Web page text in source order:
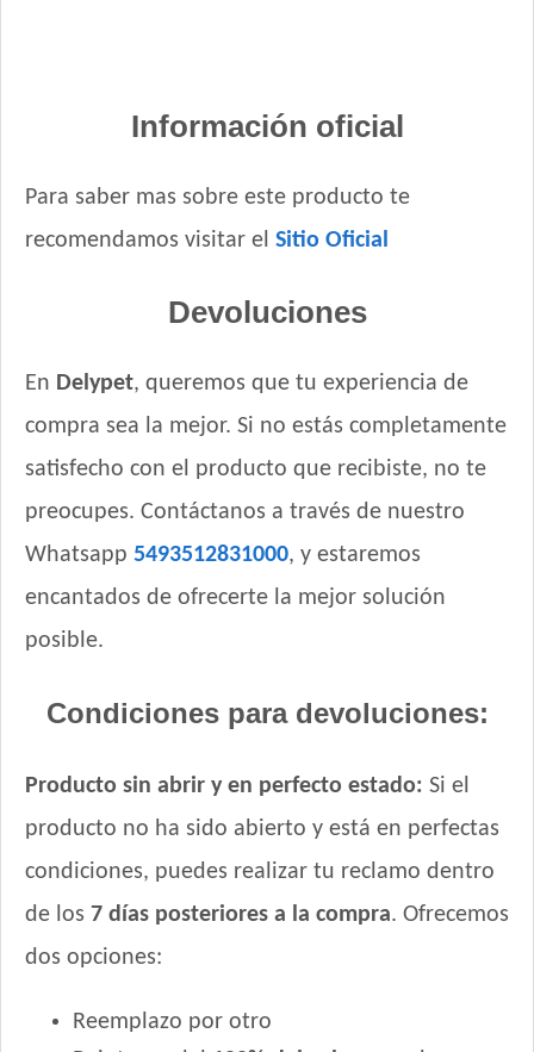
Información oficial
Para saber mas sobre este producto te
recomendamos visitar el Sitio Oficial
Devoluciones
En Delypet, queremos que tu experiencia de
compra sea la mejor. Si no estás completamente
satisfecho con el producto que recibiste, no te
preocupes. Contáctanos a través de nuestro
Whatsapp 5493512831000, y estaremos
encantados de ofrecerte la mejor solución
posible.
Condiciones para devoluciones:
Producto sin abrir y en perfecto estado: Si el
producto no ha sido abierto y está en perfectas
condiciones, puedes realizar tu reclamo dentro
de los 7 días posteriores a la compra. Ofrecemos
dos opciones:
Reemplazo por otro